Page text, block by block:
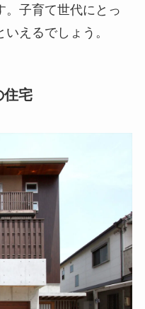
。子育て世代にとっ
えるでしょう。
住宅